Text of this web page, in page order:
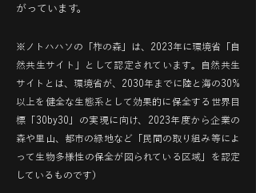
がっています。
※ノトハハソの「柞の森」は、2023年に環境省「自
然共生サイト」として認定されています。自然共生
サイトとは、環境省が、2030年までに陸と海の30%
以上を健全な生態系として効果的に保全する世界目
標「30by30」の実現に向け、2023年度から企業の
森や里山、都市の緑地など「民間の取り組み等によ
って生物多様性の保全が図られている区域」を認定
しているものです）